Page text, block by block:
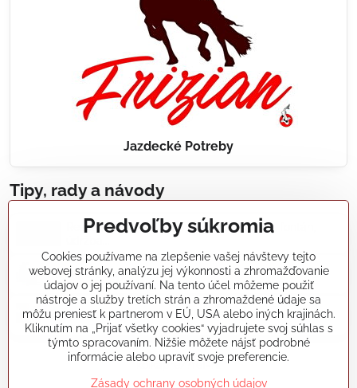
Jazdecké Potreby
Tipy, rady a návody
Realizácie záhradných jazierok, bazénov, fontán,
Články a blogy
Rady a návody
koikapre/?ref=hl
Predvoľby súkromia
Cookies používame na zlepšenie vašej návštevy tejto
webovej stránky, analýzu jej výkonnosti a zhromažďovanie
údajov o jej používaní. Na tento účel môžeme použiť
nástroje a služby tretích strán a zhromaždené údaje sa
môžu preniesť k partnerom v EÚ, USA alebo iných krajinách.
Kliknutím na „Prijať všetky cookies“ vyjadrujete svoj súhlas s
týmto spracovaním. Nižšie môžete nájsť podrobné
informácie alebo upraviť svoje preferencie.
Zásady ochrany osobných údajov